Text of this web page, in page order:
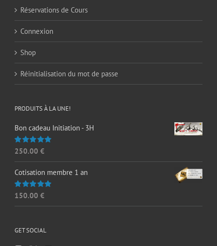
Réservations de Cours
Connexion
Shop
Réinitialisation du mot de passe
PRODUITS À LA UNE!
Bon cadeau Initiation - 3H
Note 5.00
250.00 €
Cotisation membre 1 an
Note 5.00
150.00 €
GET SOCIAL